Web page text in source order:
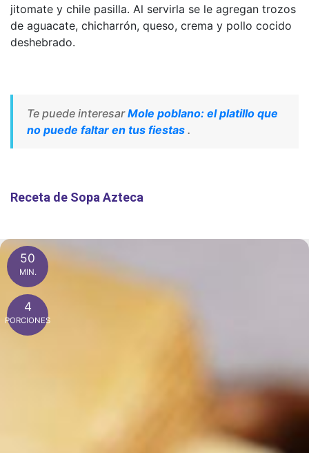
jitomate y chile pasilla. Al servirla se le agregan trozos
de aguacate, chicharrón, queso, crema y pollo cocido
deshebrado.
Te puede interesarMole poblano: el platillo que
no puede faltar en tus fiestas .
Receta de Sopa Azteca
50
MIN.
4
PORCIONES